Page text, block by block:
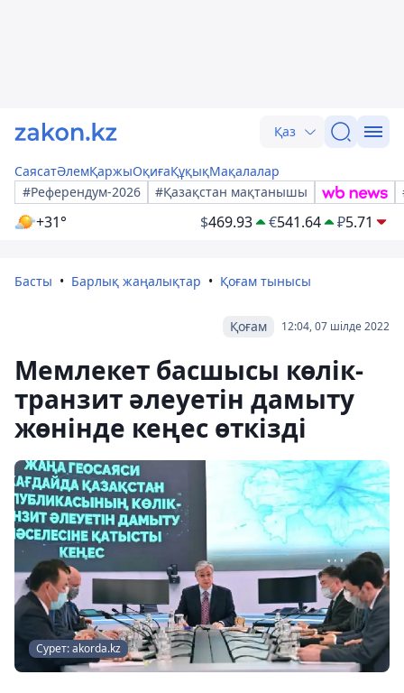
Қаз
СаясатӘлемҚаржыОқиғаҚұқықМақалалар
#Референдум-2026
#Қазақстан мақтанышы
+31° $469.93 €541.64 ₽5.71
Басты Барлық жаңалықтар Қоғам тынысы
12:04, 07 шілде 2022
Қоғам
Мемлекет басшысы көлік-
транзит әлеуетін дамыту
жөнінде кеңес өткізді
Сурет: akorda.kz